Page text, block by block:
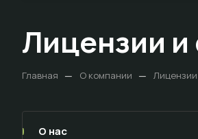
Лицензии
Главная — О компании —
О нас